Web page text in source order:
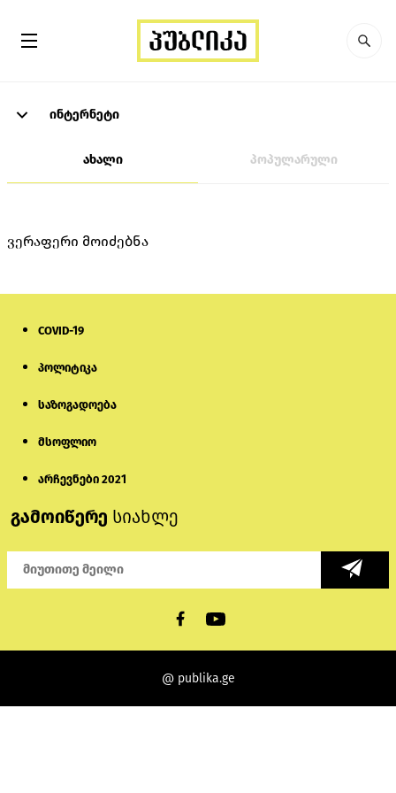
ინტერნეტი
ახალი პოპულარული
ვერაფერი მოიძებნა
COVID-19
პოლიტიკა
საზოგადოება
მსოფლიო
არჩევნები 2021
გამოიწერე სიახლე
@ publika.ge